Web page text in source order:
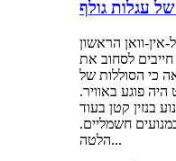
עגלות גולף
וואן הראשון
לסחוב את
כי הסוללות של
פוגע באוויר.
בנזין קטן בעוד
חשמליים.
הלטה...